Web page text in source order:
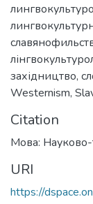
західництво,
Westernism,
Citation
Мова: Науково-
URI
https://